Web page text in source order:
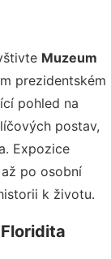
Muzeum
prezidentském
pohled na
postav,
Expozice
po osobní
k životu.